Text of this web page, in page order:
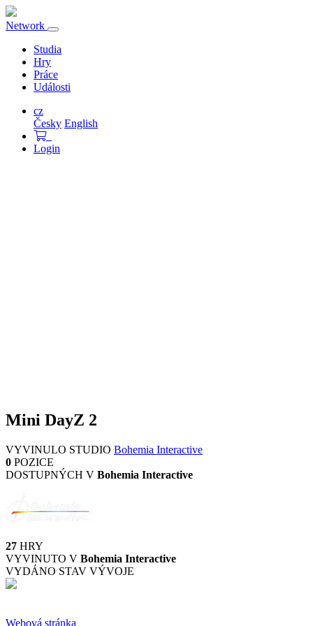
Network
Přepnout
navigaci
Studia
Hry
Práce
Události
cz
Česky English
Login
Mini DayZ 2
VYVINULO STUDIO Bohemia Interactive
0 POZICE
DOSTUPNÝCH V Bohemia Interactive
27 HRY
VYVINUTO V Bohemia Interactive
VYDÁNO STAV VÝVOJE
Webová stránka